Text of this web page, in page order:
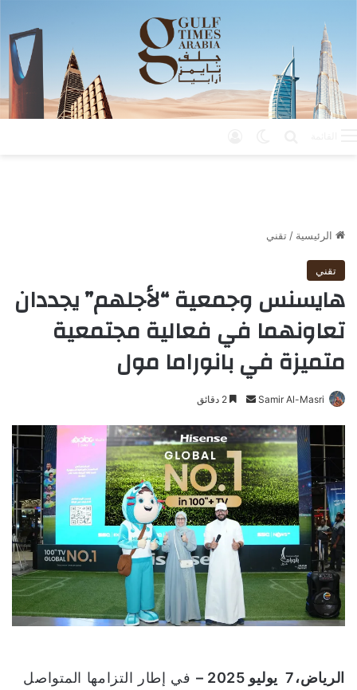
الرئيسية /تقني
تقني
هايسنس وجمعية “لأجلهم” يجددان
تعاونهما في فعالية مجتمعية
متميزة في بانوراما مول
Samir Al-Masri
س
ل
ب
ر
ي
د
إ
ل
ك
ت
الرياض،7 يوليو 2025 –
في إطار التزامها المتواصل